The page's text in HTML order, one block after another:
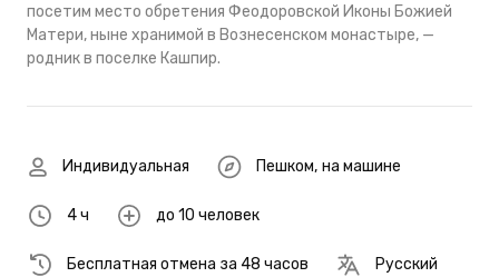
посетим место обретения Феодоровской Иконы Божией
Матери, ныне хранимой в Вознесенском монастыре, —
родник в поселке Кашпир.
Индивидуальная Пешком, на машине
4 ч до 10 человек
Бесплатная отмена за 48 часов Русский